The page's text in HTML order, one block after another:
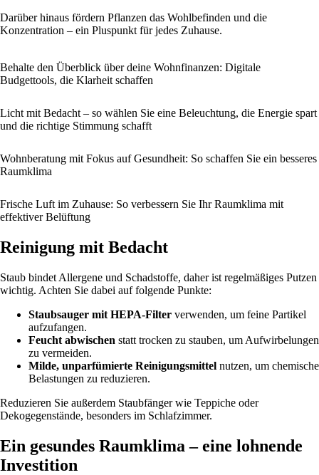
Darüber hinaus fördern Pflanzen das Wohlbefinden und die
Konzentration – ein Pluspunkt für jedes Zuhause.
Behalte den Überblick über deine Wohnfinanzen: Digitale
Budgettools, die Klarheit schaffen
Licht mit Bedacht – so wählen Sie eine Beleuchtung, die Energie spart
und die richtige Stimmung schafft
Wohnberatung mit Fokus auf Gesundheit: So schaffen Sie ein besseres
Raumklima
Frische Luft im Zuhause: So verbessern Sie Ihr Raumklima mit
effektiver Belüftung
Reinigung mit Bedacht
Staub bindet Allergene und Schadstoffe, daher ist regelmäßiges Putzen
wichtig. Achten Sie dabei auf folgende Punkte:
Staubsauger mit HEPA-Filter verwenden, um feine Partikel
aufzufangen.
Feucht abwischen statt trocken zu stauben, um Aufwirbelungen
zu vermeiden.
Milde, unparfümierte Reinigungsmittel nutzen, um chemische
Belastungen zu reduzieren.
Reduzieren Sie außerdem Staubfänger wie Teppiche oder
Dekogegenstände, besonders im Schlafzimmer.
Ein gesundes Raumklima – eine lohnende
Investition